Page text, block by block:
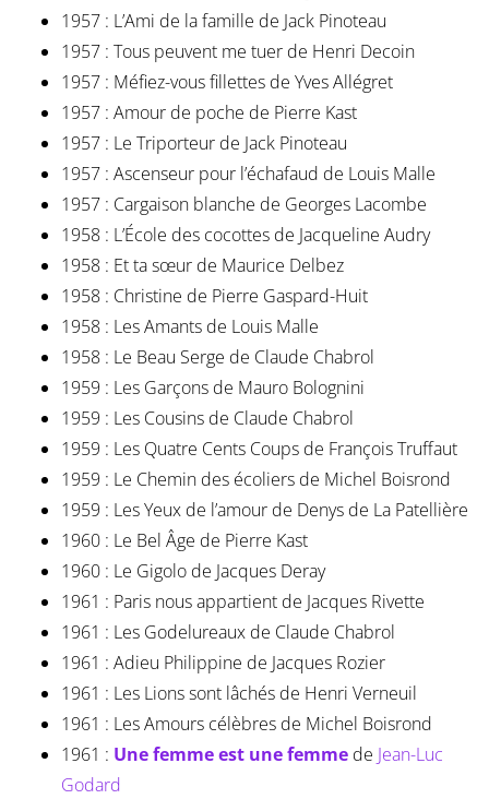
1957 : L’Ami de la famille de Jack Pinoteau
1957 : Tous peuvent me tuer de Henri Decoin
1957 : Méfiez-vous fillettes de Yves Allégret
1957 : Amour de poche de Pierre Kast
1957 : Le Triporteur de Jack Pinoteau
1957 : Ascenseur pour l’échafaud de Louis Malle
1957 : Cargaison blanche de Georges Lacombe
1958 : L’École des cocottes de Jacqueline Audry
1958 : Et ta sœur de Maurice Delbez
1958 : Christine de Pierre Gaspard-Huit
1958 : Les Amants de Louis Malle
1958 : Le Beau Serge de Claude Chabrol
1959 : Les Garçons de Mauro Bolognini
1959 : Les Cousins de Claude Chabrol
1959 : Les Quatre Cents Coups de François Truffaut
1959 : Le Chemin des écoliers de Michel Boisrond
1959 : Les Yeux de l’amour de Denys de La Patellière
1960 : Le Bel Âge de Pierre Kast
1960 : Le Gigolo de Jacques Deray
1961 : Paris nous appartient de Jacques Rivette
1961 : Les Godelureaux de Claude Chabrol
1961 : Adieu Philippine de Jacques Rozier
1961 : Les Lions sont lâchés de Henri Verneuil
1961 : Les Amours célèbres de Michel Boisrond
1961 : Une femme est une femmede Jean-Luc
Godard